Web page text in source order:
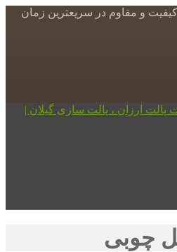
و مقاوم در سریعترین زمان
چوبی